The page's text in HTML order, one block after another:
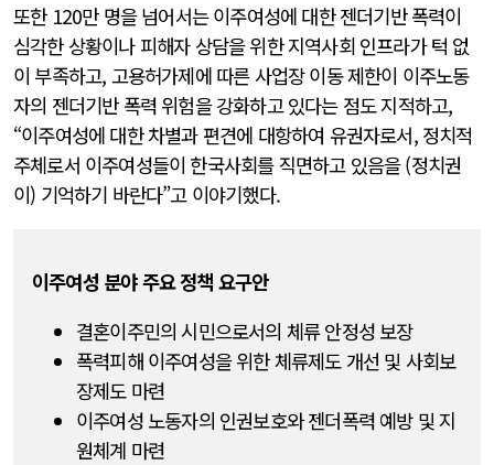
또한 120만 명을 넘어서는 이주여성에 대한 젠더기반 폭력이
심각한 상황이나 피해자 상담을 위한 지역사회 인프라가 턱 없
이 부족하고, 고용허가제에 따른 사업장 이동 제한이 이주노동
자의 젠더기반 폭력 위험을 강화하고 있다는 점도 지적하고,
“이주여성에 대한 차별과 편견에 대항하여 유권자로서, 정치적
주체로서 이주여성들이 한국사회를 직면하고 있음을 (정치권
이) 기억하기 바란다”고 이야기했다.
이주여성 분야 주요 정책 요구안
결혼이주민의 시민으로서의 체류 안정성 보장
폭력피해 이주여성을 위한 체류제도 개선 및 사회보
장제도 마련
이주여성 노동자의 인권보호와 젠더폭력 예방 및 지
원체계 마련